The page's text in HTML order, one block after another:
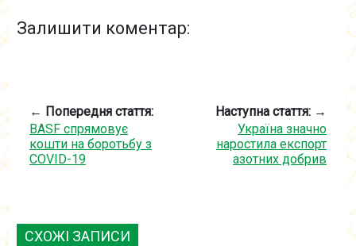
Залишити коментар:
← Попередня стаття:
BASF спрямовує
кошти на боротьбу з
COVID-19
Наступна стаття: →
Україна значно
наростила експорт
азотних добрив
СХОЖІ ЗАПИСИ